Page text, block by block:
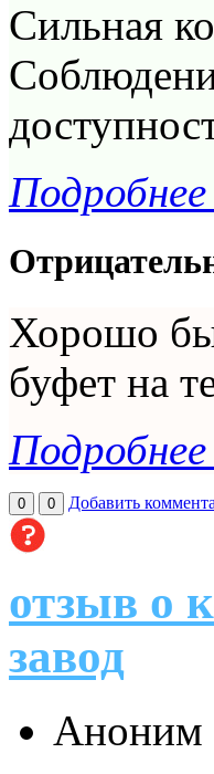
Сильная
Хорошо бы
буфет на
0 0 Добавить
отзыв о
завод
Аноним